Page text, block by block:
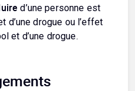
d’une personne est
d’une drogue ou l’effet
et d’une drogue.